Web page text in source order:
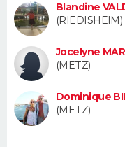
S'inscrire
Se connecter
Lycées
Collèges
Primaires
Universités
Entreprises
Service militaire
Avis de recherche
AVIS DE DÉCÈS
FORUM
Bricolage
Lifestyle
Culture
Sport
Auto
Television
Voyage
Cinema
Blandine
(RIEDISHEIM)
Jocelyne
(METZ)
Dominique
(METZ)